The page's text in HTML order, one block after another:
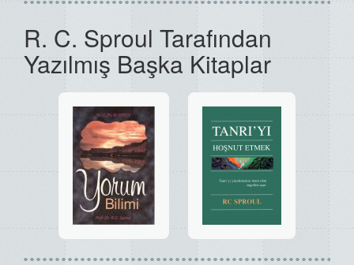
R. C. Sproul Tarafından
Yazılmış Başka Kitaplar